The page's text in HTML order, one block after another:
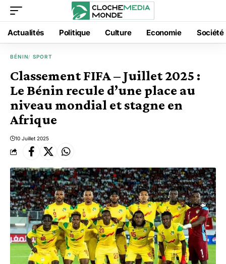
Actualités Politique Culture Economie Société
BÉNIN SPORT
Classement FIFA – Juillet 2025 :
Le Bénin recule d’une place au
niveau mondial et stagne en
Afrique
10 Juillet 2025